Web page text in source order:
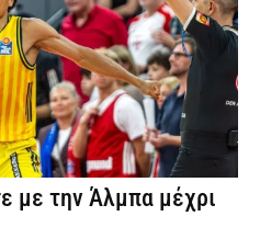
με την Άλμπα μέχρι